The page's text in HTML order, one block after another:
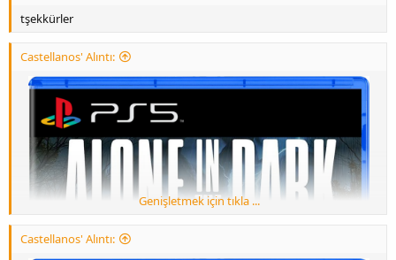
tşekkürler
Castellanos' Alıntı:
Genişletmek için tıkla ...
Castellanos' Alıntı: